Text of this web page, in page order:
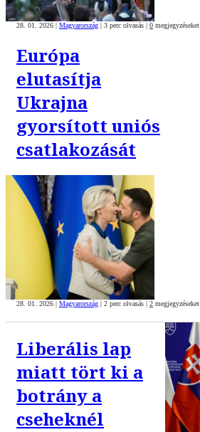
28. 01. 2026 Magyarország 3 perc olvasás 0 megjegyzéseket
Európa
elutasítja
Ukrajna
gyorsított uniós
csatlakozását
28. 01. 2026 | Magyarország | 2 perc olvasás | 2 megjegyzéseket
Liberális lap
miatt tört ki a
botrány a
cseheknél